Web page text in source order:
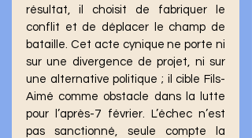
résultat, il choisit de fabriquer le
conflit et de déplacer le champ de
bataille. Cet acte cynique ne porte ni
sur une divergence de projet, ni sur
une alternative politique ; il cible Fils-
Aimé comme obstacle dans la lutte
pour l’après-7 février. L’échec n’est
pas sanctionné, seule compte la